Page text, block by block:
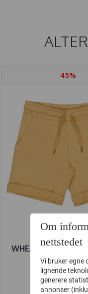
45%
WHEAT
TAFFY
449,-
Om
nettstedet
Vi bruker egne
lignende
generere
annonser